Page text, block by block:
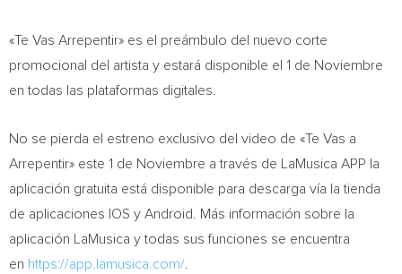
«Te Vas Arrepentir» es el preámbulo del nuevo corte
promocional del artista y estará disponible el 1 de Noviembre
en todas las plataformas digitales.
No se pierda el estreno exclusivo del video de «Te Vas a
Arrepentir» este 1 de Noviembre a través de LaMusica APP la
aplicación gratuita está disponible para descarga vía la tienda
de aplicaciones IOS y Android. Más información sobre la
aplicación LaMusica y todas sus funciones se encuentra
en https://app.lamusica.com/